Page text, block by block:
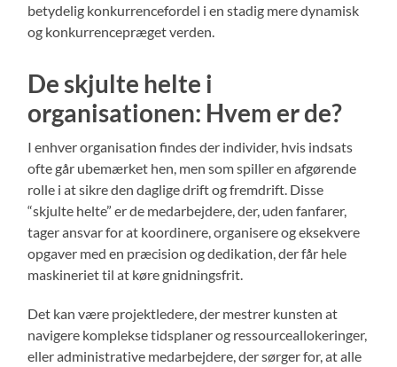
betydelig konkurrencefordel i en stadig mere dynamisk
og konkurrencepræget verden.
De skjulte helte i
organisationen: Hvem er de?
I enhver organisation findes der individer, hvis indsats
ofte går ubemærket hen, men som spiller en afgørende
rolle i at sikre den daglige drift og fremdrift. Disse
“skjulte helte” er de medarbejdere, der, uden fanfarer,
tager ansvar for at koordinere, organisere og eksekvere
opgaver med en præcision og dedikation, der får hele
maskineriet til at køre gnidningsfrit.
Det kan være projektledere, der mestrer kunsten at
navigere komplekse tidsplaner og ressourceallokeringer,
eller administrative medarbejdere, der sørger for, at alle